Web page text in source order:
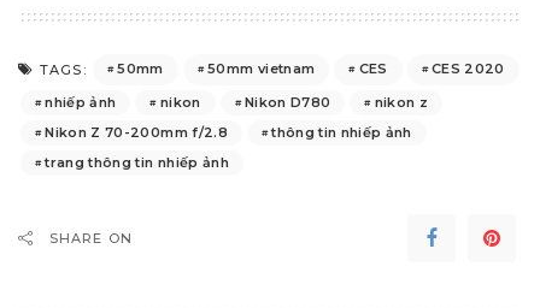
TAGS: 50mm 50mm vietnam CES
CES 2020
nhiếp ảnh
nikon Nikon D780
nikon z
Nikon Z 70-200mm f/2.8
thông tin nhiếp ảnh
trang thông tin nhiếp ảnh
SHARE ON